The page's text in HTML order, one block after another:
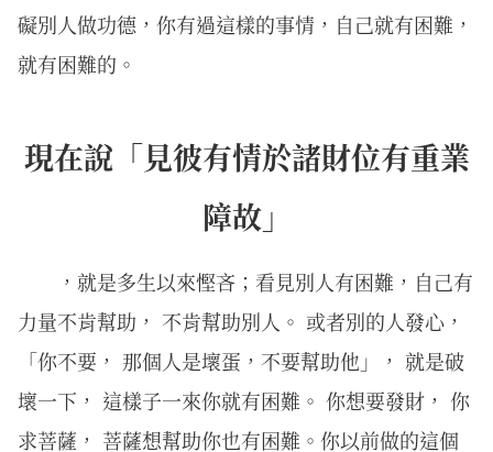
礙別人做功德，你有過這樣的事情，自己就有困難，
就有困難的。
現在說「見彼有情於諸財位有重業
障故」
，就是多生以來慳吝；看見別人有困難，自己有
力量不肯幫助， 不肯幫助別人。 或者別的人發心，
「你不要， 那個人是壞蛋，不要幫助他」， 就是破
壞一下， 這樣子一來你就有困難。 你想要發財， 你
求菩薩， 菩薩想幫助你也有困難。你以前做的這個